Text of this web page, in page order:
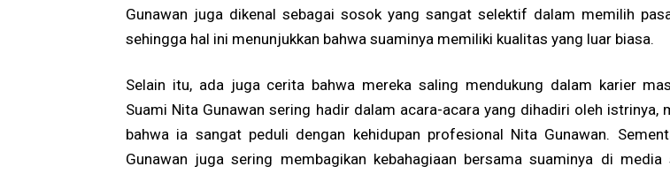
Gunawan juga dikenal sebagai sosok yang sangat selektif dalam memilih
sehingga hal ini menunjukkan bahwa suaminya memiliki kualitas yang luar biasa.
Selain itu, ada juga cerita bahwa mereka saling mendukung dalam karier
Suami Nita Gunawan sering hadir dalam acara-acara yang dihadiri oleh istrinya,
bahwa ia sangat peduli dengan kehidupan profesional Nita Gunawan.
Gunawan juga sering membagikan kebahagiaan bersama suaminya di media